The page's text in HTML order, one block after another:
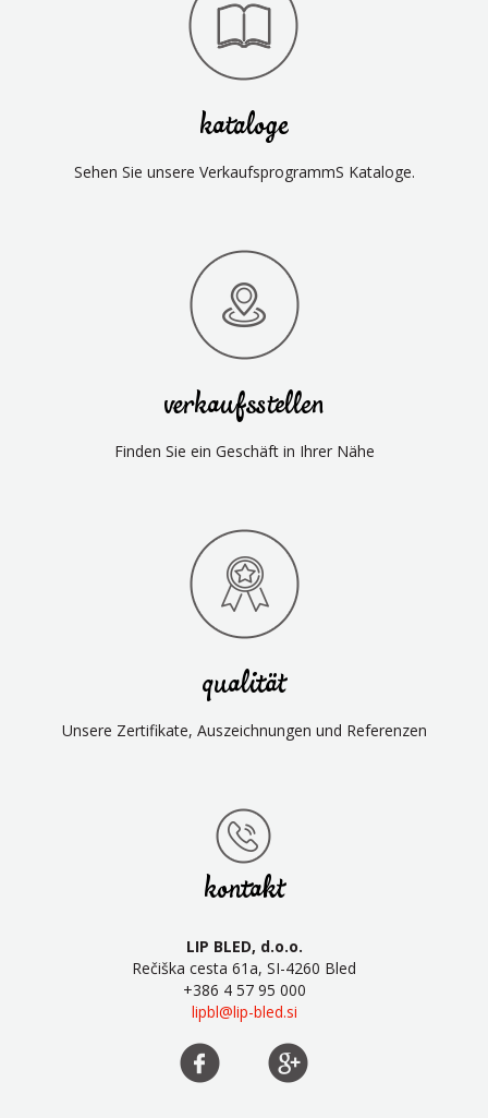
kataloge
Sehen Sie unsere VerkaufsprogrammS Kataloge.
verkaufsstellen
Finden Sie ein Geschäft in Ihrer Nähe
qualität
Unsere Zertifikate, Auszeichnungen und Referenzen
kontakt
LIP BLED, d.o.o.
Rečiška cesta 61a, SI-4260 Bled
+386 4 57 95 000
lipbl@lip-bled.si